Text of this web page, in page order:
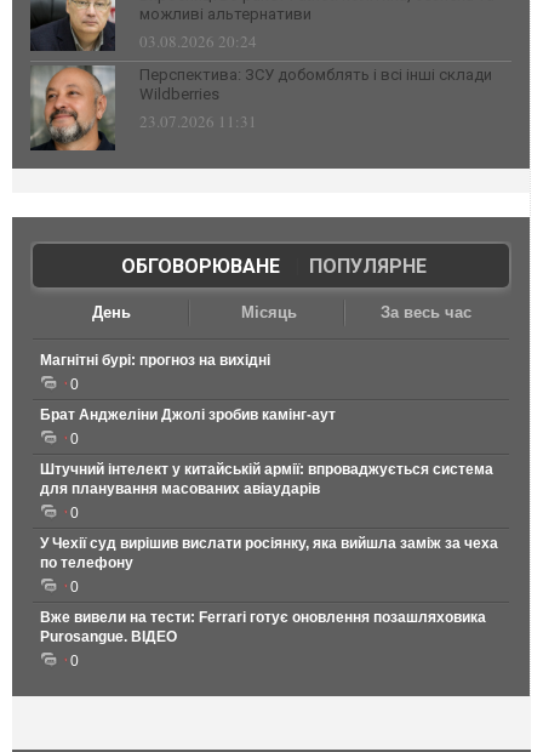
можливі альтернативи
03.08.2026 20:24
Перспектива: ЗСУ добомблять і всі інші склади
Wildberries
23.07.2026 11:31
ОБГОВОРЮВАНЕ| ПОПУЛЯРНЕ
День Місяць За весь час
Магнітні бурі: прогноз на вихідні
0
Брат Анджеліни Джолі зробив камінг-аут
0
Штучний інтелект у китайській армії: впроваджується система
для планування масованих авіаударів
0
У Чехії суд вирішив вислати росіянку, яка вийшла заміж за чеха
по телефону
0
Вже вивели на тести: Ferrari готує оновлення позашляховика
Purosangue. ВІДЕО
0